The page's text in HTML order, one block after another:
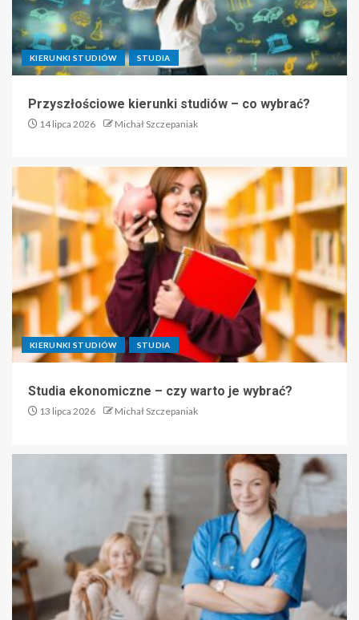
KIERUNKI STUDIÓW STUDIA
Przyszłościowe kierunki studiów – co wybrać?
14 lipca 2026 Michał Szczepaniak
KIERUNKI STUDIÓW STUDIA
Studia ekonomiczne – czy warto je wybrać?
13 lipca 2026 Michał Szczepaniak